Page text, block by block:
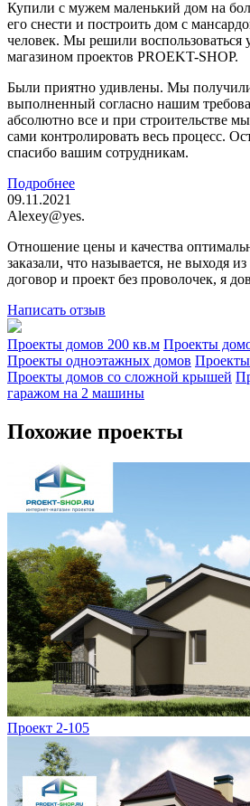
Купили с мужем маленький дом на
его снести и построить дом с
человек. Мы решили
магазином проектов PROEKT-SHOP.
Были приятно удивлены. Мы
выполненный согласно нашим
абсолютно все и при строительстве
сами контролировать весь процесс.
спасибо вашим сотрудникам.
Подробнее
09.11.2021
Alexey@yes.
Отношение цены и качества
заказали, что называется, не выходя
договор и проект без проволочек, я
Написать отзыв
Проекты домов 200 кв.м Проекты
Проекты одноэтажных домов
Проекты домов со сложной крышей
гаражом на 2 машины
Похожие проекты
Проект 2-105